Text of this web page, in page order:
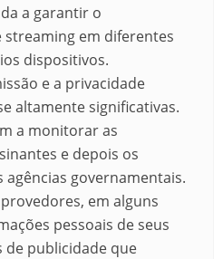
a garantir o
streaming em diferentes
dispositivos.
e a privacidade
altamente significativas.
a monitorar as
e depois os
governamentais.
em alguns
pessoais de seus
de publicidade que